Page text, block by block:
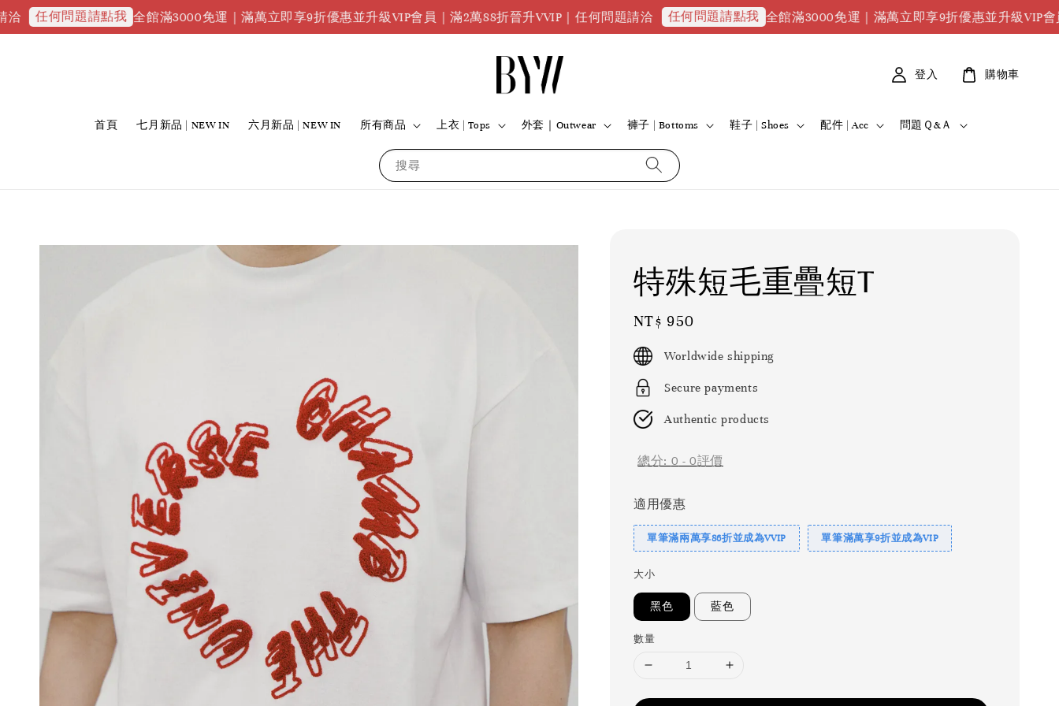
問題請點我 全館滿3000免運｜滿萬立即享9折優惠並升級VIP會員｜滿2萬88折晉升VVIP｜任何問題請洽 任何問題請點我 全館滿3000免運｜滿萬立即享9折優惠並升級VIP會員｜滿2
搜尋
首頁 七月新品 | NEW IN 六月新品 | NEW IN 所有商品 上衣 | Tops 外套｜Outwear 褲子 | Bottoms 鞋子 | Shoes 配件 | Acc 問題Ｑ&Ａ
登入 購物車
特殊短毛重疊短T
Regular
price
NT$ 950
Worldwide shipping
Secure payments
Authentic products
總分: 0 -0評價
適用優惠
單筆滿兩萬享86折並成為VVIP 單筆滿萬享9折並成為VIP
大小
黑色 藍色
數量